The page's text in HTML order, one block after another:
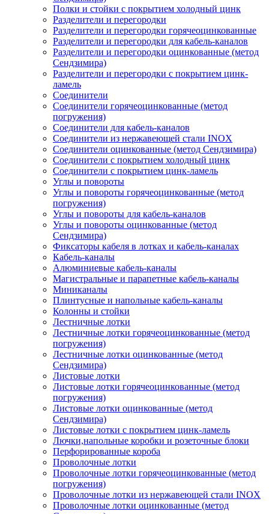
Полки и стойки с покрытием холодный цинк
Разделители и перегородки
Разделители и перегородки горячеоцинкованные
Разделители и перегородки для кабель-каналов
Разделители и перегородки оцинкованные (метод
Сендзимира)
Разделители и перегородки с покрытием цинк-
ламель
Соединители
Соединители горячеоцинкованные (метод
погружения)
Соединители для кабель-каналов
Соединители из нержавеющей стали INOX
Соединители оцинкованные (метод Сендзимира)
Соединители с покрытием холодный цинк
Соединители с покрытием цинк-ламель
Углы и повороты
Углы и повороты горячеоцинкованные (метод
погружения)
Углы и повороты для кабель-каналов
Углы и повороты оцинкованные (метод
Сендзимира)
Фиксаторы кабеля в лотках и кабель-каналах
Кабель-каналы
Алюминиевые кабель-каналы
Магистральные и парапетные кабель-каналы
Миниканалы
Плинтусные и напольные кабель-каналы
Колонны и стойки
Лестничные лотки
Лестничные лотки горячеоцинкованные (метод
погружения)
Лестничные лотки оцинкованные (метод
Сендзимира)
Листовые лотки
Листовые лотки горячеоцинкованные (метод
погружения)
Листовые лотки оцинкованные (метод
Сендзимира)
Листовые лотки с покрытием цинк-ламель
Лючки,напольные коробки и розеточные блоки
Перфорированные короба
Проволочные лотки
Проволочные лотки горячеоцинкованные (метод
погружения)
Проволочные лотки из нержавеющей стали INOX
Проволочные лотки оцинкованные (метод